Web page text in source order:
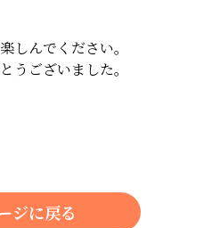
しんでください。
うございました。
ジに戻る